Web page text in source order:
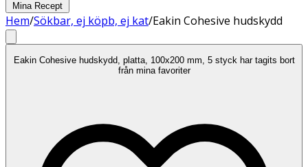
Mina Recept
Hem/Sökbar, ej köpb, ej kat/Eakin Cohesive hudskydd
Eakin Cohesive hudskydd, platta, 100x200 mm, 5 styck har tagits bort
från mina favoriter